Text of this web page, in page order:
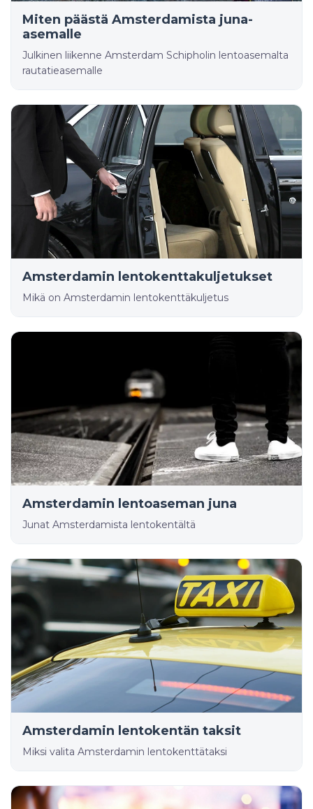
Miten päästä Amsterdamista juna-
asemalle
Julkinen liikenne Amsterdam Schipholin lentoasemalta
rautatieasemalle
Amsterdamin lentokenttakuljetukset
Mikä on Amsterdamin lentokenttäkuljetus
Amsterdamin lentoaseman juna
Junat Amsterdamista lentokentältä
Amsterdamin lentokentän taksit
Miksi valita Amsterdamin lentokenttätaksi